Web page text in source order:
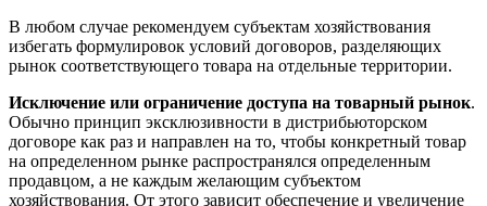
В любом случае рекомендуем субъектам хозяйствования
избегать формулировок условий договоров, разделяющих
рынок соответствующего товара на отдельные территории.
Исключение или ограничение доступа на товарный рынок.
Обычно принцип эксклюзивности в дистрибьюторском
договоре как раз и направлен на то, чтобы конкретный товар
на определенном рынке распространялся определенным
продавцом, а не каждым желающим субъектом
хозяйствования. От этого зависит обеспечение и увеличение